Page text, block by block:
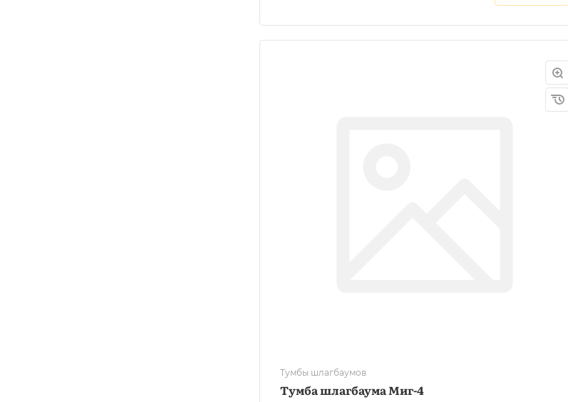
Тумбы шлагбаумов
Тумба шлагбаума Миг-4